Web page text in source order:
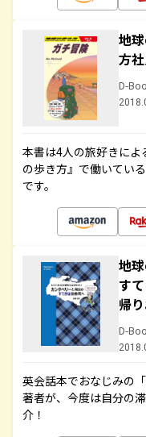
地
方
D-
本書は4人の旅好きによ
の歩き方』で働いてい
です。
地
す
帰
D-
英会話本でおなじみの
著者が、今度は自分の
介！